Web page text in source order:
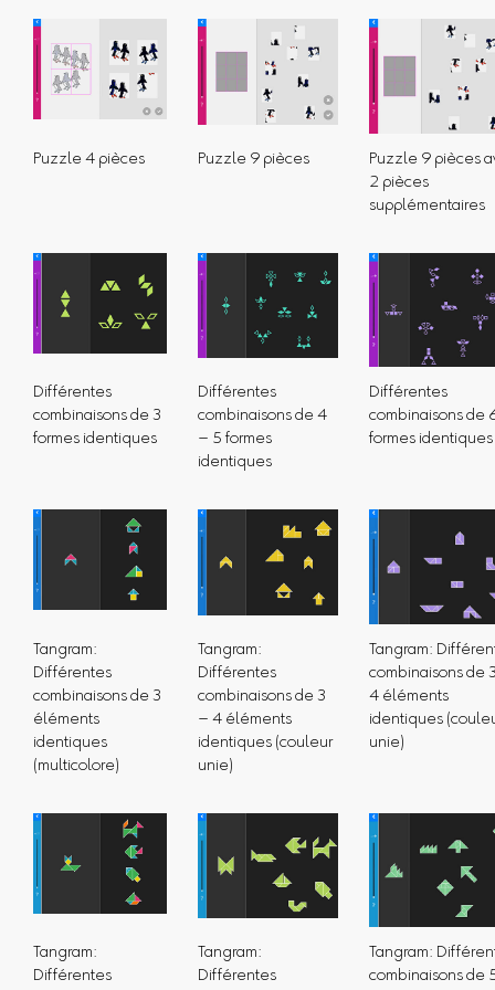
Puzzle 4 pièces Puzzle 9 pièces
Puzzle 9 pièces
2 pièces
supplémentaires
Différentes
combinaisons de 3
formes identiques
Différentes
combinaisons de 4
– 5 formes
identiques
Différentes
combinaisons de
formes identiques
Tangram:
Différentes
combinaisons de 3
éléments
identiques
(multicolore)
Tangram:
Différentes
combinaisons de 3
– 4 éléments
identiques (couleur
unie)
Tangram:
combinaisons de
4 éléments
identiques
unie)
Tangram:
Différentes
Tangram:
Différentes
Tangram:
combinaisons de